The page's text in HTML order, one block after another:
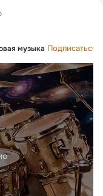
музыка Подписаться